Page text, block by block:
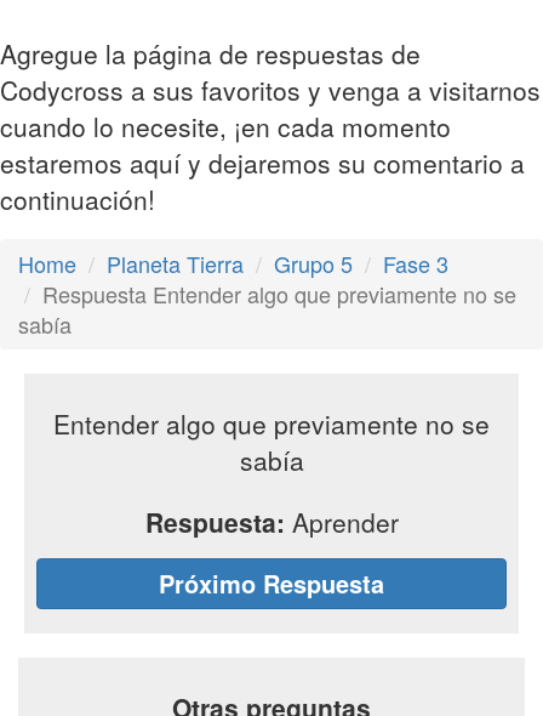
Agregue la página de respuestas de
Codycross a sus favoritos y venga a visitarnos
cuando lo necesite, ¡en cada momento
estaremos aquí y dejaremos su comentario a
continuación!
Home Planeta Tierra Grupo 5
Fase 3
Respuesta Entender algo que previamente no se
sabía
Entender algo que previamente no se
sabía
Respuesta: Aprender
Próximo Respuesta
Otras preguntas